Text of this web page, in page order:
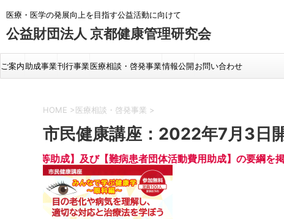
医療・医学の発展向上を目指す公益活動に向けて
公益財団法人 京都健康管理研究会
ご案内助成事業刊行事業医療相談・啓発事業情報公開お問い合わせ
HOME >医療相談・啓発事業 >
市民健康講座：2022年7月3日
等助成】及び【難病患者団体活動費用助成】の要綱を掲